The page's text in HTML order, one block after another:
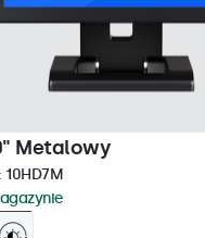
Metalowy
10HD7M